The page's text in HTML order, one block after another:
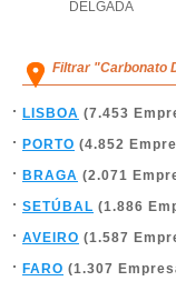
DELGADA
Filtrar "Carbonato
LISBOA (7.453
PORTO (4.852
BRAGA (2.071
SETÚBAL (1.886
AVEIRO (1.587
FARO (1.307